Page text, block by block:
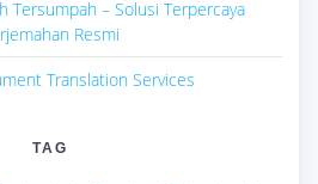
Tersumpah – Solusi Terpercaya
Resmi
Translation Services
TAG